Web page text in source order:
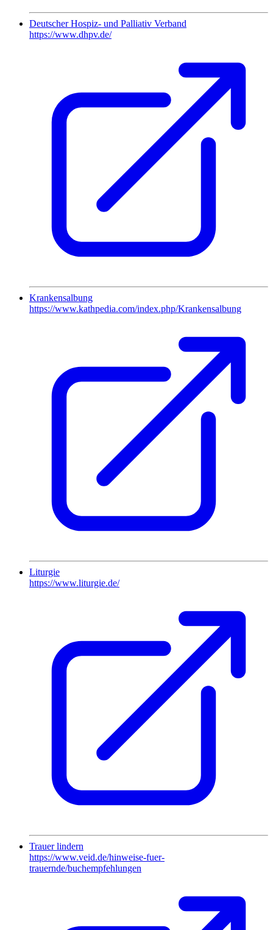
Deutscher Hospiz- und Palliativ Verband
https://www.dhpv.de/
Krankensalbung
https://www.kathpedia.com/index.php/Krankensalbung
Liturgie
https://www.liturgie.de/
Trauer lindern
https://www.veid.de/hinweise-fuer-
trauernde/buchempfehlungen